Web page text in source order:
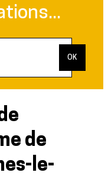
de
le-